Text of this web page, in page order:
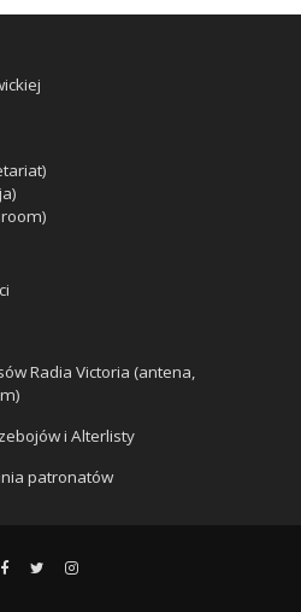
Radia Victoria (antena,
i Alterlisty
patronatów